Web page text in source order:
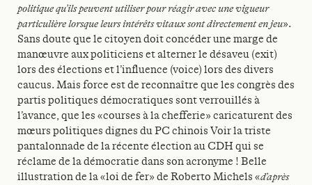
politique qu’ils peuvent utiliser pour réagir avec une vigueur
particulière lorsque leurs intérêts vitaux sont directement en jeu».
Sans doute que le citoyen doit concéder une marge de
manœuvre aux politiciens et alterner le désaveu (exit)
lors des élections et l’influence (voice) lors des divers
caucus. Mais force est de reconnaître que les congrès des
partis politiques démocratiques sont verrouillés à
l’avance, que les «courses à la chefferie» caricaturent des
mœurs politiques dignes du PC chinois Voir la triste
pantalonnade de la récente élection au CDH qui se
réclame de la démocratie dans son acronyme ! Belle
illustration de la «loi de fer» de Roberto Michels «d’après